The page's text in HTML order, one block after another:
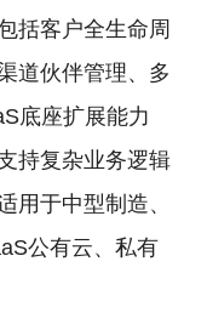
括客户全生命周
道伙伴管理、多
底座扩展能力
持复杂业务逻辑
用于中型制造、
公有云、私有